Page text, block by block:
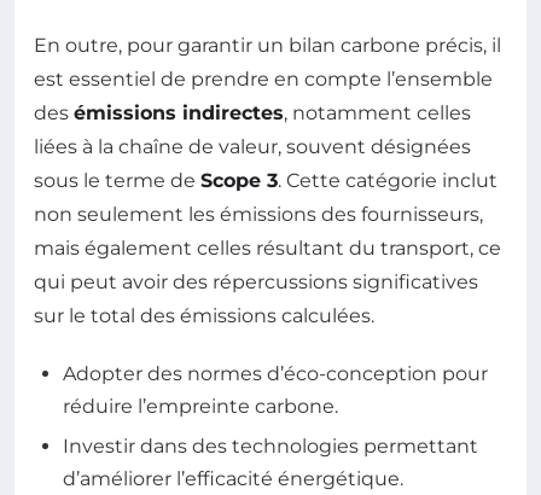
En outre, pour garantir un bilan carbone précis, il
est essentiel de prendre en compte l’ensemble
des émissions indirectes, notamment celles
liées à la chaîne de valeur, souvent désignées
sous le terme de Scope 3. Cette catégorie inclut
non seulement les émissions des fournisseurs,
mais également celles résultant du transport, ce
qui peut avoir des répercussions significatives
sur le total des émissions calculées.
Adopter des normes d’éco-conception pour
réduire l’empreinte carbone.
Investir dans des technologies permettant
d’améliorer l’efficacité énergétique.